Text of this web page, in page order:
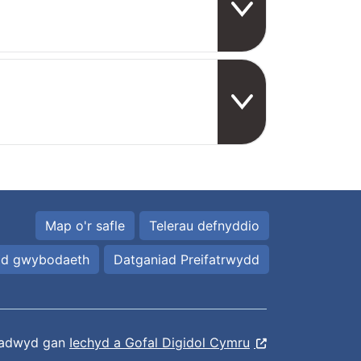
Map o'r safle Telerau defnyddio
gwybodaeth Datganiad Preifatrwydd
gan Iechyd a Gofal Digidol Cymru